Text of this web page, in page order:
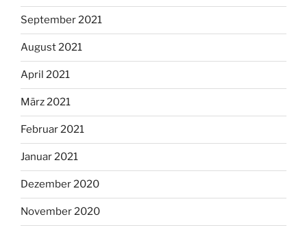
September 2021
August 2021
April 2021
März 2021
Februar 2021
Januar 2021
Dezember 2020
November 2020